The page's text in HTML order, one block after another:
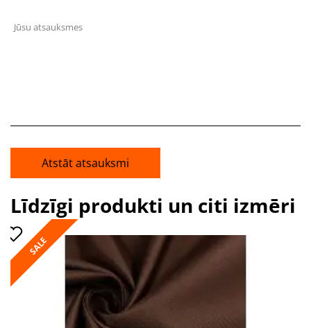
Jūsu atsauksmes
Atstāt atsauksmi
Līdzīgi produkti un citi izmēri
SALE